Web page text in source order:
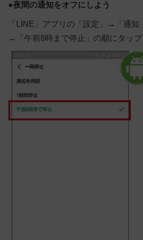
●夜間の通知をオフにしよう
「LINE」アプリの「設定」→「通知
→「午前8時まで停止」の順にタップ